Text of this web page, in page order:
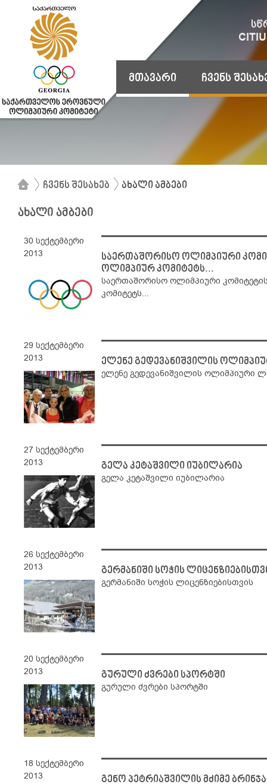
მთავარი ჩვენს
ჩვენს შესახებ ახალი ამბები
ახალი ამბები
30 სექტემბერი
2013
საერთაშორისო ოლიმპიური
ოლიმპიურ კომიტეტს...
საერთაშორისო ოლიმპიური
კომიტეტს...
29 სექტემბერი
2013
​​ელენე გედევანიშვილის
​​ელენე გედევანიშვილის ოლიმპიური
27 სექტემბერი
2013
გელა კეტაშვილი იუბილარია
გელა კეტაშვილი იუბილარია
26 სექტემბერი
2013
გერმანიში სოჭის
გერმანიში სოჭის ლიცენზიებისთვის
20 სექტემბერი
2013
გურული ძვრები სპორტში
გურული ძვრები სპორტში
18 სექტემბერი
2013
გენო პეტრიაშვილის მძიმე